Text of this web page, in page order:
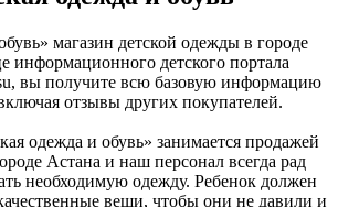
магазин детской одежды в городе
информационного детского портала
вы получите всю базовую информацию
отзывы других покупателей.
одежда и обувь» занимается продажей
Астана и наш персонал всегда рад
необходимую одежду. Ребенок должен
вещи, чтобы они не давили и